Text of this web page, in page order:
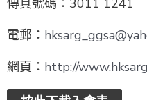
傳真號碼：3011 1241
電郵：
網頁： http://